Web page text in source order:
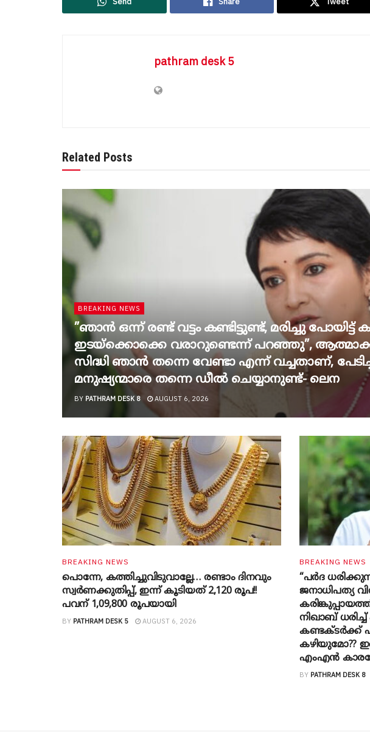
pathram desk 5
Related Posts
BREAKING NEWS
”ഞാന്‍ ഒന്ന് രണ്ട് വട്ടം കണ്ടിട്ടുണ്ട്, മരിച്ചു പോയിട്ട്
ഇടയ്‌ക്കൊക്കെ വരാറുണ്ടെന്ന് പറഞ്ഞു”,
സിദ്ധി ഞാന്‍ തന്നെ വേണ്ടാ എന്ന് വച്ചതാണ്,
മനുഷ്യന്മാരെ തന്നെ ഡീല്‍ ചെയ്യാനുണ്ട്- ലെന
BY PATHRAM DESK 8 AUGUST 6, 2026
BREAKING NEWS
പൊന്നേ, കത്തിച്ചുവിടുവാല്ലേ… രണ്ടാം ദിനവും
സ്വർണക്കുതിപ്പ്, ഇന്ന് കൂടിയത് 2,120 രൂപ!!
പവന് 1,09,800 രൂപയായി
BY PATHRAM DESK 5 AUGUST 6, 2026
BREAKING NEWS
“പർദ
ജനാധിപത്യ
നിഖാബ്
കണ്ടക്ടർക്ക്
കഴിയുമോ??
എംഎന്‍
BY PATHRAM DESK 8